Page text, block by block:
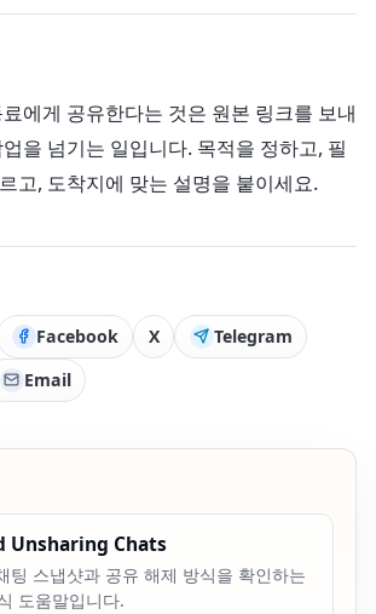
에게 공유한다는 것은 원본 링크를 보내
을 넘기는 일입니다. 목적을 정하고, 필
고, 도착지에 맞는 설명을 붙이세요.
Facebook X
Telegram
Email
Unsharing Chats
팅 스냅샷과 공유 해제 방식을 확인하는
도움말입니다.